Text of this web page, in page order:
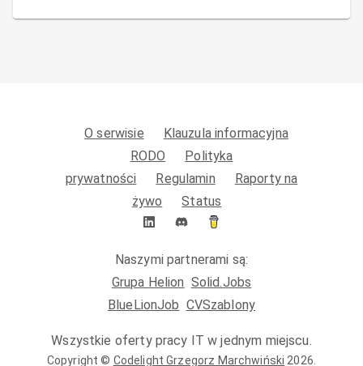
O serwisie
Klauzula informacyjna
RODO
Polityka
prywatności
Regulamin
Raporty na
żywo
Status
Naszymi partnerami są:
Grupa Helion Solid.Jobs
BlueLionJob CVSzablony
Wszystkie oferty pracy IT w jednym miejscu.
Copyright © Codelight Grzegorz Marchwiński 2026